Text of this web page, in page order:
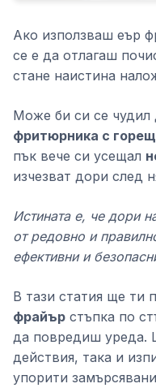
Ако използваш еър
се е да отлагаш
стане наистина
Може би си се чудил
фритюрника с
пък вече си усещал
изчезват дори след
Истината е, че дори
от редовно и
ефективни и
В тази статия ще ти
фрайър стъпка по
да повредиш уреда.
действия, така и
упорити